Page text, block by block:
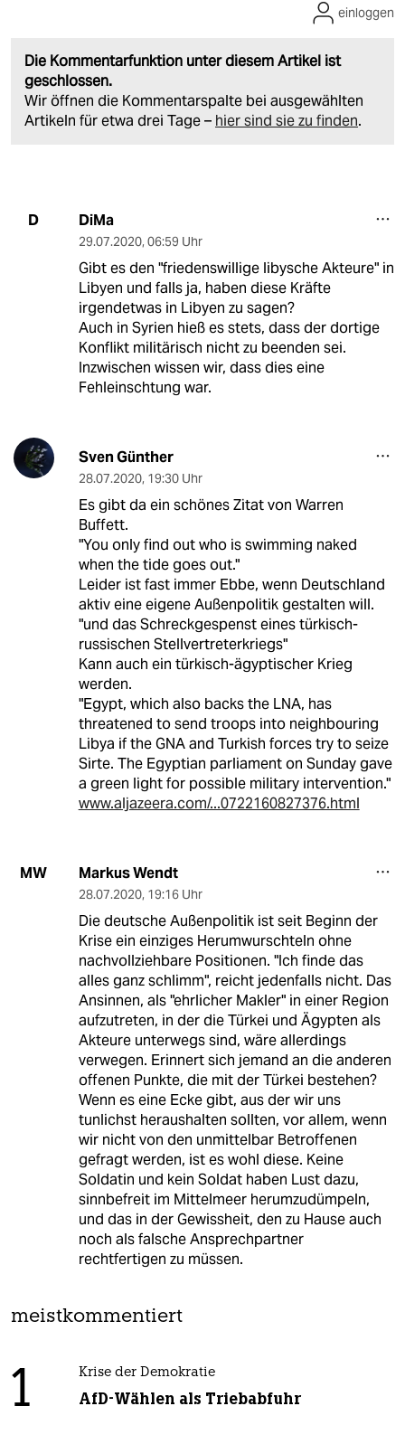
Die Kommentarfunktion unter diesem Artikel ist
geschlossen.
Wir öffnen die Kommentarspalte bei ausgewählten
Artikeln für etwa drei Tage – hier sind sie zu finden.
einloggen
D DiMa
29.07.2020, 06:59 Uhr
Gibt es den "friedenswillige libysche Akteure" in
Libyen und falls ja, haben diese Kräfte
irgendetwas in Libyen zu sagen?
Auch in Syrien hieß es stets, dass der dortige
Konflikt militärisch nicht zu beenden sei.
Inzwischen wissen wir, dass dies eine
Fehleinschtung war.
Sven Günther
28.07.2020, 19:30 Uhr
Es gibt da ein schönes Zitat von Warren
Buffett.
"You only find out who is swimming naked
when the tide goes out."
Leider ist fast immer Ebbe, wenn Deutschland
aktiv eine eigene Außenpolitik gestalten will.
"und das Schreckgespenst eines türkisch-
russischen Stellvertreterkriegs"
Kann auch ein türkisch-ägyptischer Krieg
werden.
"Egypt, which also backs the LNA, has
threatened to send troops into neighbouring
Libya if the GNA and Turkish forces try to seize
Sirte. The Egyptian parliament on Sunday gave
a green light for possible military intervention."
www.aljazeera.com/...0722160827376.html
MW Markus Wendt
28.07.2020, 19:16 Uhr
Die deutsche Außenpolitik ist seit Beginn der
Krise ein einziges Herumwurschteln ohne
nachvollziehbare Positionen. "Ich finde das
alles ganz schlimm", reicht jedenfalls nicht. Das
Ansinnen, als "ehrlicher Makler" in einer Region
aufzutreten, in der die Türkei und Ägypten als
Akteure unterwegs sind, wäre allerdings
verwegen. Erinnert sich jemand an die anderen
offenen Punkte, die mit der Türkei bestehen?
Wenn es eine Ecke gibt, aus der wir uns
tunlichst heraushalten sollten, vor allem, wenn
wir nicht von den unmittelbar Betroffenen
gefragt werden, ist es wohl diese. Keine
Soldatin und kein Soldat haben Lust dazu,
sinnbefreit im Mittelmeer herumzudümpeln,
und das in der Gewissheit, den zu Hause auch
noch als falsche Ansprechpartner
rechtfertigen zu müssen.
meistkommentiert
1 Krise der Demokratie
AfD-Wählen als Triebabfuhr